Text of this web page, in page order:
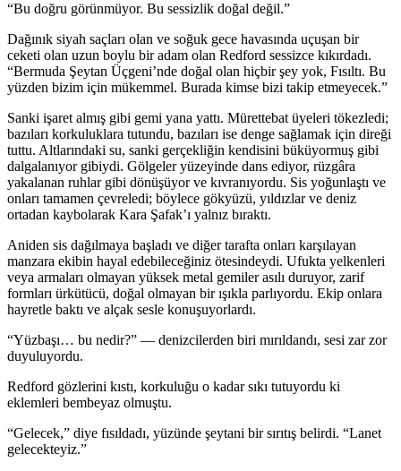
“Bu doğru görünmüyor. Bu sessizlik doğal değil.”
Dağınık siyah saçları olan ve soğuk gece havasında uçuşan bir
ceketi olan uzun boylu bir adam olan Redford sessizce kıkırdadı.
“Bermuda Şeytan Üçgeni’nde doğal olan hiçbir şey yok, Fısıltı. Bu
yüzden bizim için mükemmel. Burada kimse bizi takip etmeyecek.”
Sanki işaret almış gibi gemi yana yattı. Mürettebat üyeleri tökezledi;
bazıları korkuluklara tutundu, bazıları ise denge sağlamak için direği
tuttu. Altlarındaki su, sanki gerçekliğin kendisini büküyormuş gibi
dalgalanıyor gibiydi. Gölgeler yüzeyinde dans ediyor, rüzgâra
yakalanan ruhlar gibi dönüşüyor ve kıvranıyordu. Sis yoğunlaştı ve
onları tamamen çevreledi; böylece gökyüzü, yıldızlar ve deniz
ortadan kaybolarak Kara Şafak’ı yalnız bıraktı.
Aniden sis dağılmaya başladı ve diğer tarafta onları karşılayan
manzara ekibin hayal edebileceğiniz ötesindeydi. Ufukta yelkenleri
veya armaları olmayan yüksek metal gemiler asılı duruyor, zarif
formları ürkütücü, doğal olmayan bir ışıkla parlıyordu. Ekip onlara
hayretle baktı ve alçak sesle konuşuyorlardı.
“Yüzbaşı… bu nedir?” — denizcilerden biri mırıldandı, sesi zar zor
duyuluyordu.
Redford gözlerini kıstı, korkuluğu o kadar sıkı tutuyordu ki
eklemleri bembeyaz olmuştu.
“Gelecek,” diye fısıldadı, yüzünde şeytani bir sırıtış belirdi. “Lanet
gelecekteyiz.”